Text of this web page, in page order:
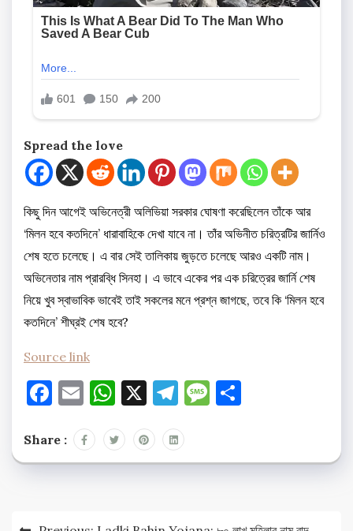
Spread the love
কিছু দিন আগেই অভিনেত্রী অলিভিয়া সরকার ঘোষণা করেছিলেন তাঁকে আর
‘মিলন হবে কতদিনে’ ধারাবাহিকে দেখা যাবে না। তাঁর অভিনীত চরিত্রটির জার্নিও
শেষ হতে চলেছে। এ বার সেই তালিকায় জুড়তে চলেছে আরও একটি নাম।
অভিনেতার নাম প্রারব্ধি সিনহা। এ ভাবে একের পর এক চরিত্রের জার্নি শেষ
নিয়ে খুব স্বাভাবিক ভাবেই তাই সকলের মনে প্রশ্ন জাগছে, তবে কি ‘মিলন হবে
কতদিনে’ শীঘ্রই শেষ হবে?
Source link
Facebook
EmailWhatsApp
X Telegram
Message
Share :
Post